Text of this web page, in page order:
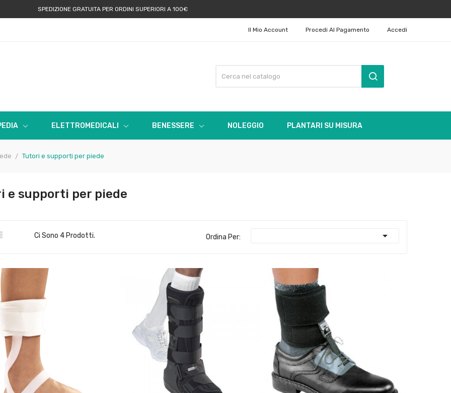
SPEDIZIONE GRATUITA PER ORDINI SUPERIORI A 100€
Il Mio Account Procedi Al Pagamento Accedi
ELETTROMEDICALI BENESSERE NOLEGGIO PLANTARI SU MISURA
Tutori e supporti per piede
e supporti per piede
Ci Sono 4 Prodotti. Ordina Per: 